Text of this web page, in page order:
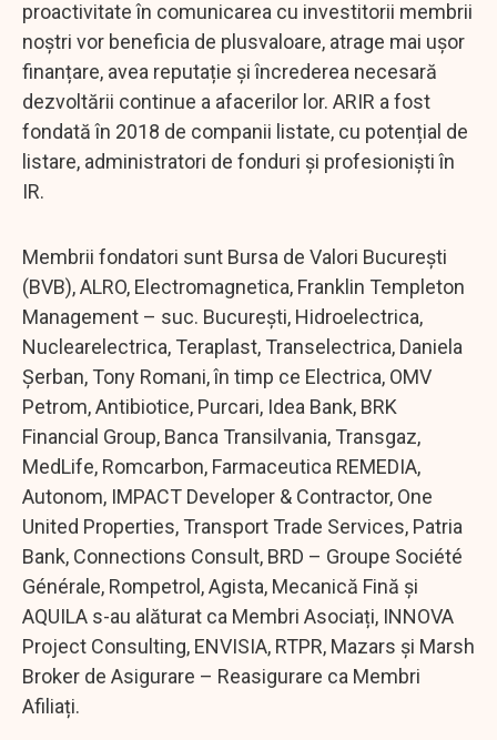
proactivitate în comunicarea cu investitorii membrii
noștri vor beneficia de plusvaloare, atrage mai uşor
finanțare, avea reputație și încrederea necesară
dezvoltării continue a afacerilor lor. ARIR a fost
fondată în 2018 de companii listate, cu potențial de
listare, administratori de fonduri și profesioniști în
IR.
Membrii fondatori sunt Bursa de Valori București
(BVB), ALRO, Electromagnetica, Franklin Templeton
Management – suc. București, Hidroelectrica,
Nuclearelectrica, Teraplast, Transelectrica, Daniela
Șerban, Tony Romani, în timp ce Electrica, OMV
Petrom, Antibiotice, Purcari, Idea Bank, BRK
Financial Group, Banca Transilvania, Transgaz,
MedLife, Romcarbon, Farmaceutica REMEDIA,
Autonom, IMPACT Developer & Contractor, One
United Properties, Transport Trade Services, Patria
Bank, Connections Consult, BRD – Groupe Société
Générale, Rompetrol, Agista, Mecanică Fină și
AQUILA s-au alăturat ca Membri Asociați, INNOVA
Project Consulting, ENVISIA, RTPR, Mazars și Marsh
Broker de Asigurare – Reasigurare ca Membri
Afiliați.